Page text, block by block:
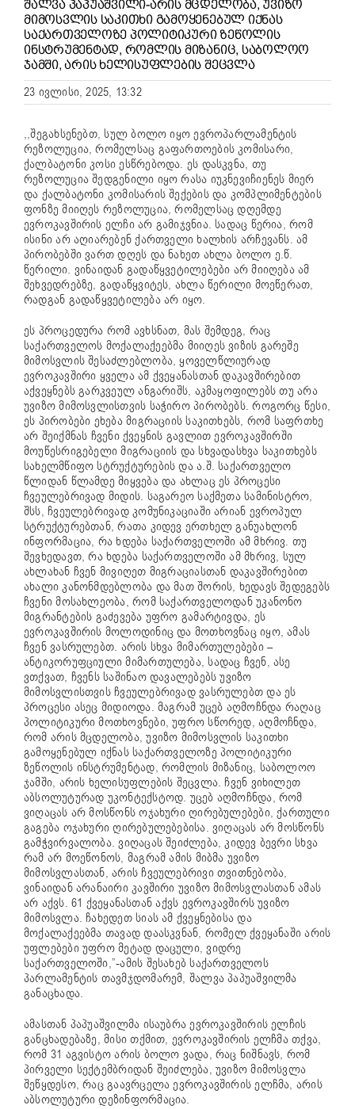
ᲨᲐᲚᲕᲐ ᲞᲐᲞᲣᲐᲨᲕᲘᲚᲘ-ᲐᲠᲘᲡ ᲛᲪᲓᲔᲚᲝᲑᲐ, ᲣᲕᲘᲖᲝ
ᲛᲘᲛᲝᲡᲕᲚᲘᲡ ᲡᲐᲙᲘᲗᲮᲘ ᲒᲐᲛᲝᲧᲔᲜᲔᲑᲣᲚ ᲘᲥᲜᲐᲡ
ᲡᲐᲥᲐᲠᲗᲕᲔᲚᲝᲖᲔ ᲞᲝᲚᲘᲢᲘᲙᲣᲠᲘ ᲖᲔᲬᲝᲚᲘᲡ
ᲘᲜᲡᲢᲠᲣᲛᲔᲜᲢᲐᲓ, ᲠᲝᲛᲚᲘᲡ ᲛᲘᲖᲐᲜᲘᲪ, ᲡᲐᲑᲝᲚᲝᲝ
ᲯᲐᲛᲨᲘ, ᲐᲠᲘᲡ ᲮᲔᲚᲘᲡᲣᲤᲚᲔᲑᲘᲡ ᲨᲔᲪᲕᲚᲐ
23 ივლისი, 2025, 13:32
,,შეგახსენებთ, სულ ბოლო იყო ევროპარლამენტის
რეზოლუცია, რომელსაც გაფართოების კომისარი,
ქალბატონი კოსი ესწრებოდა. ეს დასკვნა, თუ
რეზოლუცია შედგენილი იყო რასა იუკნევიჩიენეს მიერ
და ქალბატონი კომისარის შექების და კომპლიმენტების
ფონზე მიიღეს რეზოლუცია, რომელსაც დღემდე
ევროკავშირის ელჩი არ გამიჯვნია. სადაც წერია, რომ
ისინი არ აღიარებენ ქართველი ხალხის არჩევანს. ამ
პირობებში ვართ დღეს და ნახეთ ახლა ბოლო ე.წ.
წერილი. ვინაიდან გადაწყვეტილებები არ მიიღება ამ
შეხვედრებზე, გადაწყვიტეს, ახლა წერილი მოეწერათ,
რადგან გადაწყვეტილება არ იყო.
ეს პროცედურა რომ ავხსნათ, მას შემდეგ, რაც
საქართველოს მოქალაქეებმა მიიღეს ვიზის გარეშე
მიმოსვლის შესაძლებლობა, ყოველწლიურად
ევროკავშირი ყველა ამ ქვეყანასთან დაკავშირებით
აქვეყნებს გარკვეულ ანგარიშს, აკმაყოფილებს თუ არა
უვიზო მიმოსვლისთვის საჭირო პირობებს. როგორც წესი,
ეს პირობები ეხება მიგრაციის საკითხებს, რომ საფრთხე
არ შეიქმნას ჩვენი ქვეყნის გავლით ევროკავშირში
მოუწესრიგებელი მიგრაციის და სხვადასხვა საკითხებს
სახელმწიფო სტრუქტურების და ა.შ. საქართველო
წლიდან წლამდე მიყვება და ახლაც ეს პროცესი
ჩვეულებრივად მიდის. საგარეო საქმეთა სამინისტრო,
შსს, ჩვეულებრივად კომუნიკაციაში არიან ევროპულ
სტრუქტურებთან, რათა კიდევ ერთხელ განუახლონ
ინფორმაცია, რა ხდება საქართველოში ამ მხრივ. თუ
შევხედავთ, რა ხდება საქართველოში ამ მხრივ, სულ
ახლახან ჩვენ მივიღეთ მიგრაციასთან დაკავშირებით
ახალი კანონმდებლობა და მათ შორის, ხედავს შედეგებს
ჩვენი მოსახლეობა, რომ საქართველოდან უკანონო
მიგრანტების გაძევება უფრო გამარტივდა, ეს
ევროკავშირის მოლოდინიც და მოთხოვნაც იყო, ამას
ჩვენ ვასრულებთ. არის სხვა მიმართულებები –
ანტიკორუფციული მიმართულება, სადაც ჩვენ, ასე
ვთქვათ, ჩვენს საშინაო დავალებებს უვიზო
მიმოსვლისთვის ჩვეულებრივად ვასრულებთ და ეს
პროცესი ასეც მიდიოდა. მაგრამ უცებ აღმოჩნდა რაღაც
პოლიტიკური მოთხოვნები, უფრო სწორედ, აღმოჩნდა,
რომ არის მცდელობა, უვიზო მიმოსვლის საკითხი
გამოყენებულ იქნას საქართველოზე პოლიტიკური
ზეწოლის ინსტრუმენტად, რომლის მიზანიც, საბოლოო
ჯამში, არის ხელისუფლების შეცვლა. ჩვენ ვიხილეთ
აბსოლუტურად უკონტექსტოდ. უცებ აღმოჩნდა, რომ
ვიღაცას არ მოსწონს ოჯახური ღირებულებები, ქართული
გაგება ოჯახური ღირებულებებისა. ვიღაცას არ მოსწონს
გამჭვირვალობა. ვიღაცას შეიძლება, კიდევ ბევრი სხვა
რამ არ მოეწონოს, მაგრამ ამის მიბმა უვიზო
მიმოსვლასთან, არის ჩვეულებრივი თვითნებობა,
ვინაიდან არანაირი კავშირი უვიზო მიმოსვლასთან ამას
არ აქვს. 61 ქვეყანასთან აქვს ევროკავშირს უვიზო
მიმოსვლა. ჩახედეთ სიას ამ ქვეყნებისა და
მოქალაქეებმა თავად დაასკვნან, რომელ ქვეყანაში არის
უფლებები უფრო მეტად დაცული, ვიდრე
საქართველოში,”-ამის შესახებ საქართველოს
პარლამენტის თავმჯდომარემ, შალვა პაპუაშვილმა
განაცხადა.
ამასთან პაპუაშვილმა ისაუბრა ევროკავშირის ელჩის
განცხადებაზე, მისი თქმით, ევროკავშირის ელჩმა თქვა,
რომ 31 აგვისტო არის ბოლო ვადა, რაც ნიშნავს, რომ
პირველი სექტემბრიდან შეიძლება, უვიზო მიმოსვლა
შეწყდესო, რაც გაავრცელა ევროკავშირის ელჩმა, არის
აბსოლუტური დეზინფორმაცია.